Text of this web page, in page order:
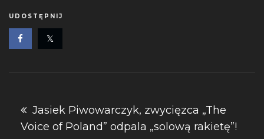
UDOSTĘPNIJ
Nawigacja
Jasiek Piwowarczyk, zwycięzca „The
Voice of Poland” odpala „solową rakietę”!